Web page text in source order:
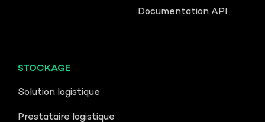
Documentation API
STOCKAGE
Solution logistique
Prestataire logistique